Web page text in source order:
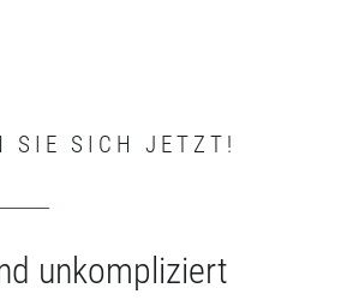
SIE SICH JETZT!
unkompliziert